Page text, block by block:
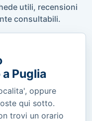
utili, recensioni
consultabili.
Puglia
oppure
qui sotto.
trovi un orario